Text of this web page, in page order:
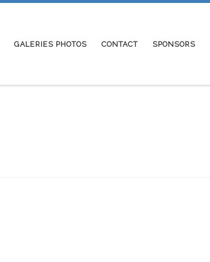
GALERIES PHOTOS CONTACT SPONSORS